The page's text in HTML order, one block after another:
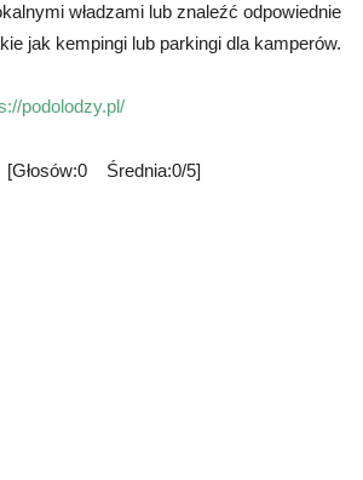
władzami lub znaleźć odpowiednie
jak kempingi lub parkingi dla kamperów.
podolodzy.pl/
[Głosów:0 Średnia:0/5]